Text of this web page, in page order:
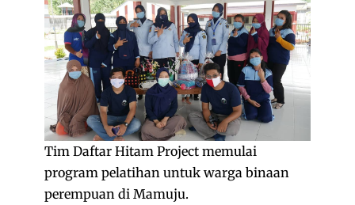
Tim Daftar Hitam Project memulai
program pelatihan untuk warga binaan
perempuan di Mamuju.